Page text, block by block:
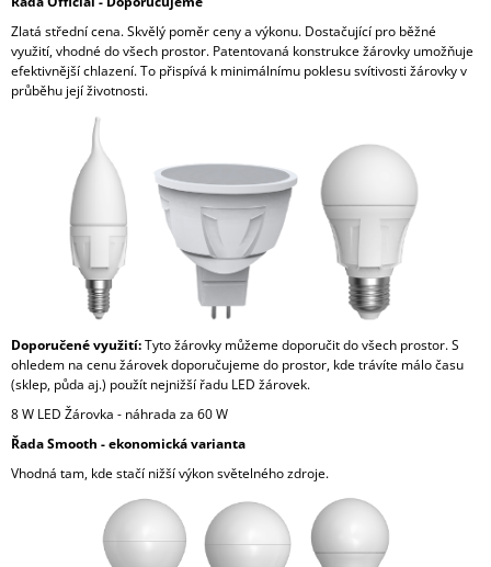
Zlatá střední cena. Skvělý poměr ceny a výkonu. Dostačující pro běžné
využití, vhodné do všech prostor. Patentovaná konstrukce žárovky umožňuje
efektivnější chlazení. To přispívá k minimálnímu poklesu svítivosti žárovky v
průběhu její životnosti.
Doporučené využití:Tyto žárovky můžeme doporučit do všech prostor. S
ohledem na cenu žárovek doporučujeme do prostor, kde trávíte málo času
(sklep, půda aj.) použít nejnižší řadu LED žárovek.
8 W LED Žárovka - náhrada za 60 W
Řada Smooth - ekonomická varianta
Vhodná tam, kde stačí nižší výkon světelného zdroje.
E
M
E